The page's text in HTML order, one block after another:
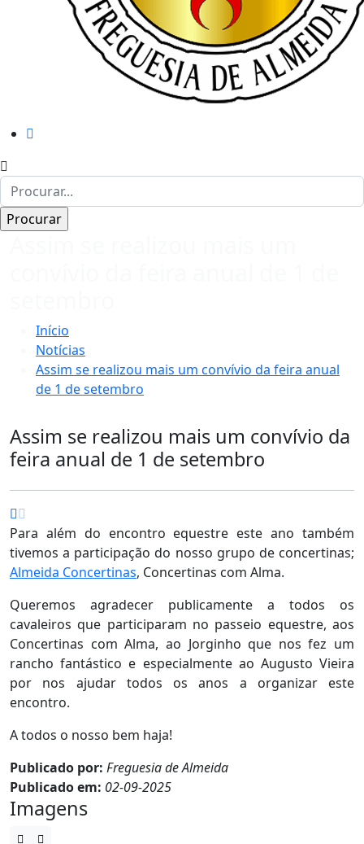
Início
Notícias
Assim se realizou mais um convívio da feira anual
de 1 de setembro
Assim se realizou mais um convívio da
feira anual de 1 de setembro
Para além do encontro equestre este ano também
tivemos a participação do nosso grupo de concertinas;
Almeida Concertinas, Concertinas com Alma.
Queremos agradecer publicamente a todos os
cavaleiros que participaram no passeio equestre, aos
Concertinas com Alma, ao Jorginho que nos fez um
rancho fantástico e especialmente ao Augusto Vieira
por nos ajudar todos os anos a organizar este
encontro.
A todos o nosso bem haja!
Publicado por: Freguesia de Almeida
Publicado em: 02-09-2025
Imagens